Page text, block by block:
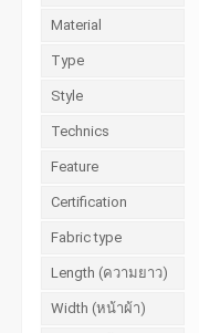
Material
Type
Style
Technics
Feature
Certification
Fabric type
Length (ความยาว)
Width (หน้าผ้า)